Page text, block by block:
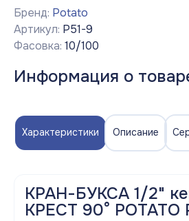
Бренд: Potato
Артикул: P51-9
Фасовка: 10/100
Информация о
Характеристики Описание
КРАН-БУКСА 1/2"
КРЕСТ 90° POTATO